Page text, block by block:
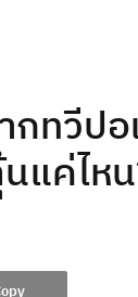
ทวีปอ
แค่ไห